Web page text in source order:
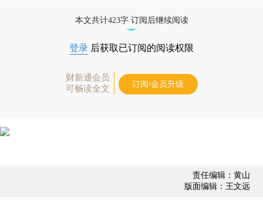
本文共计423字 订阅后继续阅读
登录 后获取已订阅的阅读权限
财新通会员
可畅读全文
订阅/会员升级
责任编辑：黄山
版面编辑：王文远